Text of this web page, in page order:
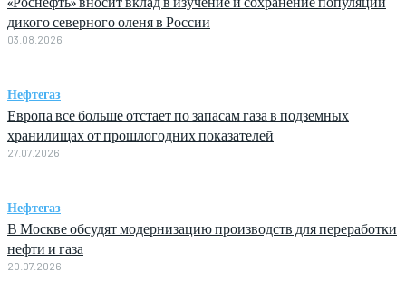
дикого северного оленя в России
03.08.2026
Нефтегаз
Европа все больше отстает по запасам газа в подземных
хранилищах от прошлогодних показателей
27.07.2026
Нефтегаз
В Москве обсудят модернизацию производств для переработки
нефти и газа
20.07.2026